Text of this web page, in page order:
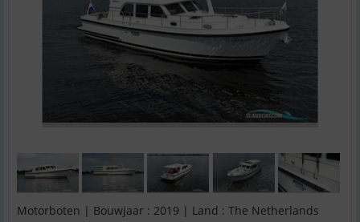
Motorboten | Bouwjaar : 2019 | Land : The Netherlands